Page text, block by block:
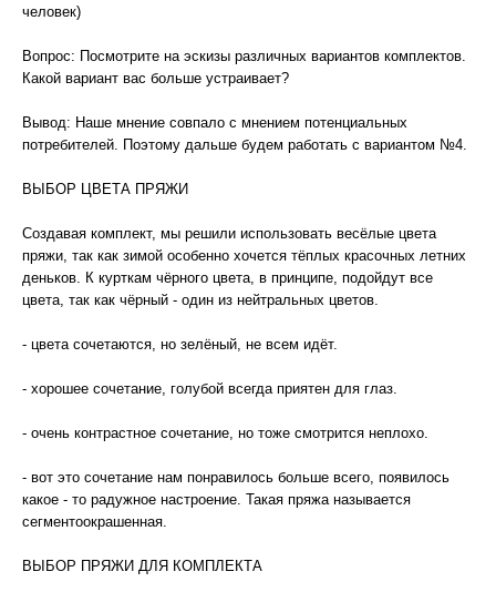
человек)
Вопрос: Посмотрите на эскизы различных вариантов комплектов.
Какой вариант вас больше устраивает?
Вывод: Наше мнение совпало с мнением потенциальных
потребителей. Поэтому дальше будем работать с вариантом №4.
ВЫБОР ЦВЕТА ПРЯЖИ
Создавая комплект, мы решили использовать весёлые цвета
пряжи, так как зимой особенно хочется тёплых красочных летних
деньков. К курткам чёрного цвета, в принципе, подойдут все
цвета, так как чёрный - один из нейтральных цветов.
- цвета сочетаются, но зелёный, не всем идёт.
- хорошее сочетание, голубой всегда приятен для глаз.
- очень контрастное сочетание, но тоже смотрится неплохо.
- вот это сочетание нам понравилось больше всего, появилось
какое - то радужное настроение. Такая пряжа называется
сегментоокрашенная.
ВЫБОР ПРЯЖИ ДЛЯ КОМПЛЕКТА